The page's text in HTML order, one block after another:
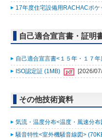
17年度住宅設備用RACHACポ
自己適合宣言書・証明
自己適合宣言書<１５年・１７
ISO認定証 (1MB)
[2026/
その他技術資料
気流・温度分布<温度・風速分
騒音特性<室外機騒音線図>